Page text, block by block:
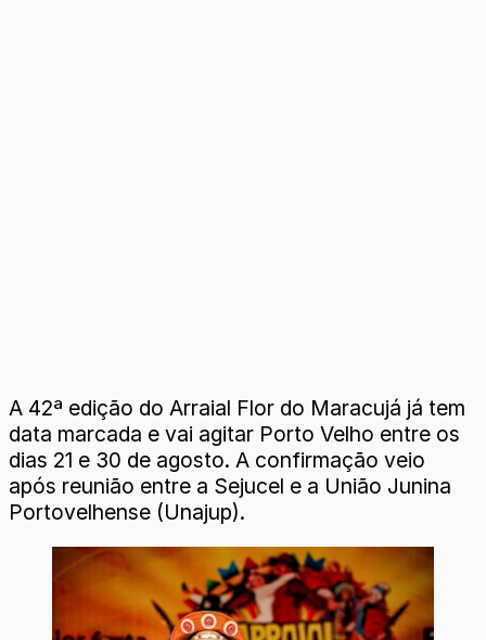
A 42ª edição do Arraial Flor do Maracujá já tem
data marcada e vai agitar Porto Velho entre os
dias 21 e 30 de agosto. A confirmação veio
após reunião entre a Sejucel e a União Junina
Portovelhense (Unajup).